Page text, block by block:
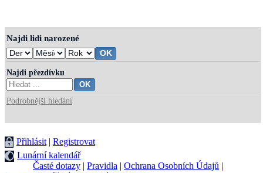
Najdi lidi narozené
Najdi přezdívku
Podrobnější hledání
Přihlásit | Registrovat
Lunární kalendář
Časté dotazy | Pravidla | Ochrana Osobních Údajů |